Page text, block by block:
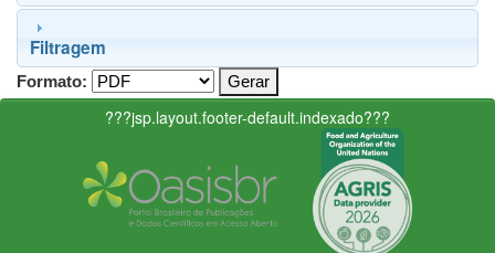
Filtragem
Formato:
???jsp.layout.footer-default.indexado???